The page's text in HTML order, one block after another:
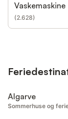
Vaskemaskine
(2.628)
Algarve
Sommerhuse og